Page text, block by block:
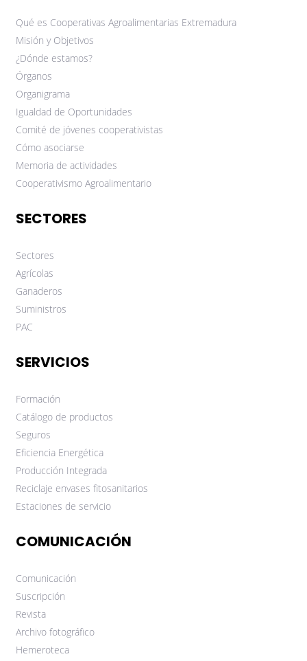
Qué es Cooperativas Agroalimentarias Extremadura
Misión y Objetivos
¿Dónde estamos?
Órganos
Organigrama
Igualdad de Oportunidades
Comité de jóvenes cooperativistas
Cómo asociarse
Memoria de actividades
Cooperativismo Agroalimentario
SECTORES
Sectores
Agrícolas
Ganaderos
Suministros
PAC
SERVICIOS
Formación
Catálogo de productos
Seguros
Eficiencia Energética
Producción Integrada
Reciclaje envases fitosanitarios
Estaciones de servicio
COMUNICACIÓN
Comunicación
Suscripción
Revista
Archivo fotográfico
Hemeroteca